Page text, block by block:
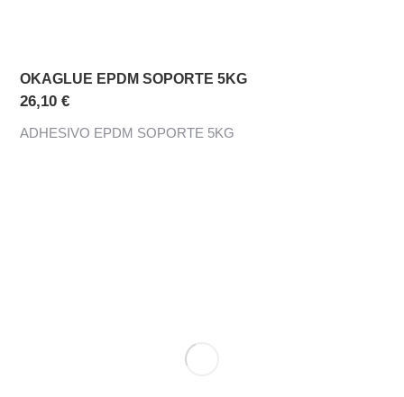
OKAGLUE EPDM SOPORTE 5KG
26,10 €
ADHESIVO EPDM SOPORTE 5KG